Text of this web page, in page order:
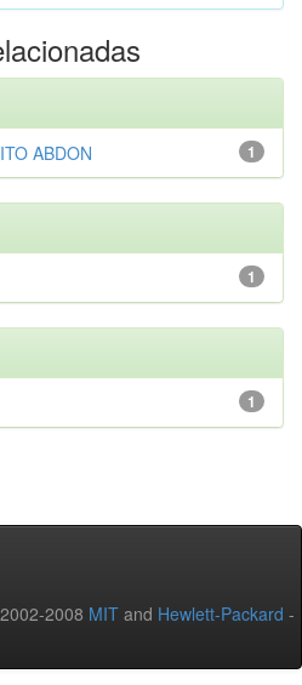
1
ABDON
1
1
2008 MIT and Hewlett-Packard -